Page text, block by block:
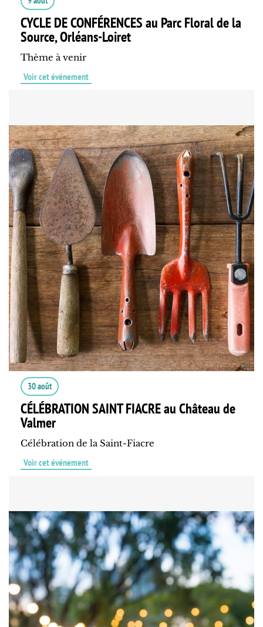
CYCLE DE CONFÉRENCES au Parc Floral de la
Source, Orléans-Loiret
Thème à venir
Voir cet événement
30 août
CÉLÉBRATION SAINT FIACRE au Château de
Valmer
Célébration de la Saint-Fiacre
Voir cet événement